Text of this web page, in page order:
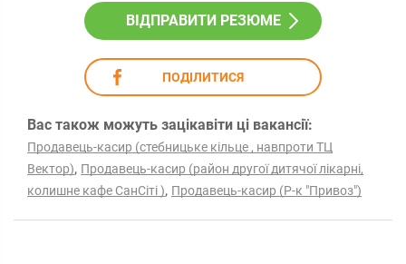
ВІДПРАВИТИ РЕЗЮМЕ
ПОДІЛИТИСЯ
Вас також можуть зацікавіти ці вакансії:
Продавець-касир (стебницьке кільце , навпроти ТЦ
Вектор), Продавець-касир (район другої дитячої лікарні,
колишне кафе СанСіті ), Продавець-касир (Р-к "Привоз")